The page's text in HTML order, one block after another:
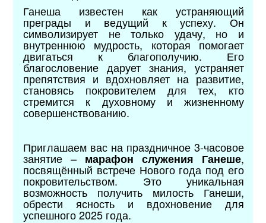
Ганеша известен как устраняющий
преграды и ведущий к успеху. Он
символизирует не только удачу, но и
внутреннюю мудрость, которая помогает
двигаться к благополучию. Его
благословение дарует знания, устраняет
препятствия и вдохновляет на развитие,
становясь покровителем для тех, кто
стремится к духовному и жизненному
совершенствованию.
Приглашаем вас на праздничное 3-часовое
занятие – марафон служения Ганеше,
посвящённый встрече Нового года под его
покровительством. Это уникальная
возможность получить милость Ганеши,
обрести ясность и вдохновение для
успешного 2025 года.